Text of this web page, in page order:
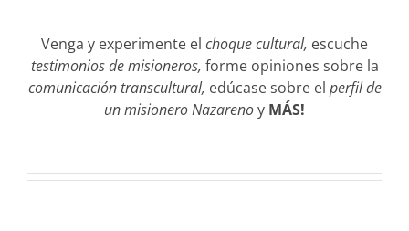
Venga y experimente el choque cultural, escuche
testimonios de misioneros, forme opiniones sobre la
comunicación transcultural, edúcase sobre el perfil de
un misionero Nazarenoy MÁS!